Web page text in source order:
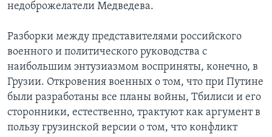
недоброжелатели Медведева.
Разборки между представителями российского
военного и политического руководства с
наибольшим энтузиазмом восприняты, конечно, в
Грузии. Откровения военных о том, что при Путине
были разработаны все планы войны, Тбилиси и его
сторонники, естественно, трактуют как аргумент в
пользу грузинской версии о том, что конфликт